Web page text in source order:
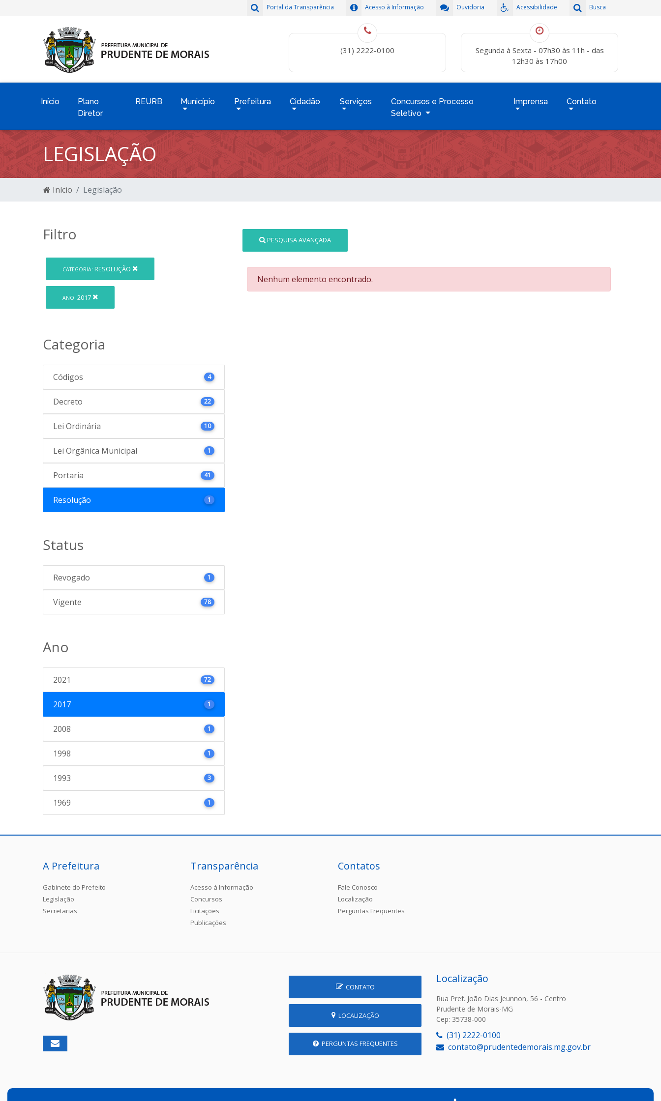
Busca
Acessibilidade
Ouvidoria
Acesso à Informação
Portal da Transparência
(31) 2222-0100
Segunda à Sexta - 07h30 às 11h - das
12h30 às 17h00
Início
Plano
Diretor
REURB Município Prefeitura Cidadão Serviços
Concursos e Processo
Seletivo
Imprensa Contato
LEGISLAÇÃO
Início Legislação
Filtro
CATEGORIA: RESOLUÇÃO
ANO: 2017
Categoria
Códigos 4
Decreto 22
Lei Ordinária 10
Lei Orgânica Municipal 1
Portaria 41
Resolução 1
Status
Revogado 1
Vigente 78
Ano
2021 72
2017 1
2008 1
1998 1
1993 3
1969 1
PESQUISA AVANÇADA
Nenhum elemento encontrado.
A Prefeitura
Gabinete do Prefeito
Legislação
Secretarias
Transparência
Acesso à Informação
Concursos
Licitações
Publicações
Contatos
Fale Conosco
Localização
Perguntas Frequentes
CONTATO
LOCALIZAÇÃO
PERGUNTAS FREQUENTES
Localização
Rua Pref. João Dias Jeunnon, 56 - Centro
Prudente de Morais-MG
Cep: 35738-000
(31) 2222-0100
contato@prudentedemorais.mg.gov.br